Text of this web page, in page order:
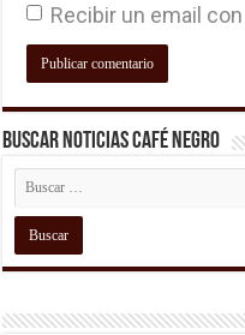
Recibir un email
Buscar Noticias Café Negro